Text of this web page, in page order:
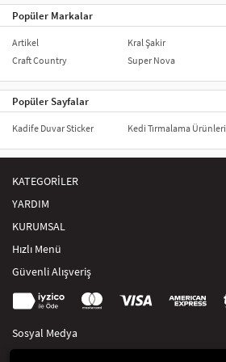
Popüler Markalar
Artikel
Craft Country
Kral Şakir
Super Nova
Popüler Sayfalar
Kadife Duvar Sticker Kedi Tırmalama Ürünleri
KATEGORİLER
YARDIM
KURUMSAL
Hızlı Menü
Güvenli Alışveriş
Sosyal Medya